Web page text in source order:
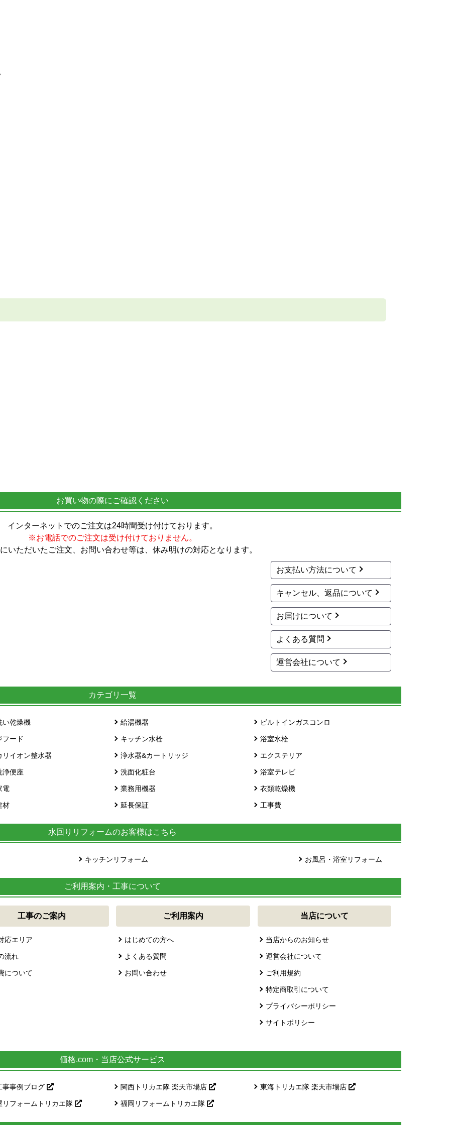
お買い物の際にご確認ください
インターネットでのご注文は24時間受け付けております。
※お電話でのご注文は受け付けておりません。
いただいたご注文、お問い合わせ等は、休み明けの対応となります。
お支払い方法について
キャンセル、返品について
お届けについて
よくある質問
運営会社について
カテゴリ一覧
い乾燥機 給湯機器 ビルトインガスコンロ
フード キッチン水栓 浴室水栓
リイオン整水器 浄水器&カートリッジ エクステリア
浄便座 洗面化粧台 浴室テレビ
電 業務用機器 衣類乾燥機
材 延長保証 工事費
水回りリフォームのお客様はこちら
キッチンリフォーム お風呂・浴室リフォーム
ご利用案内・工事について
工事のご案内
応エリア
流れ
について
ご利用案内
はじめての方へ
よくある質問
お問い合わせ
当店について
当店からのお知らせ
運営会社について
ご利用規約
特定商取引について
プライバシーポリシー
サイトポリシー
価格.com・当店公式サービス
事事例ブログ 関西トリカエ隊 楽天市場店 東海トリカエ隊 楽天市場店
リフォームトリカエ隊 福岡リフォームトリカエ隊